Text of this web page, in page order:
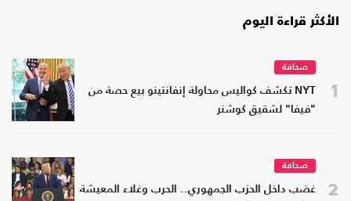
الأكثر قراءة اليوم
1
صحافة
NYT تكشف كواليس محاولة إنفانتينو بيع حصة من
"فيفا" لشقيق كوشنر
2
صحافة
غضب داخل الحزب الجمهوري.. الحرب وغلاء المعيشة